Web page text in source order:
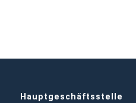
Hauptgeschäftsstelle